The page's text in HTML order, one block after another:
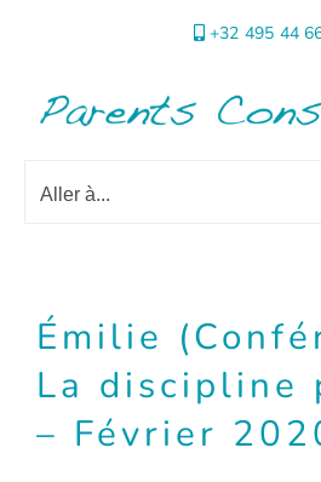
+32 495 44
Aller à...
Émilie
La discipline
– Février